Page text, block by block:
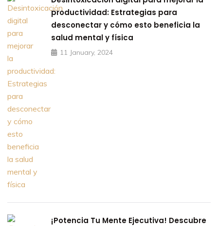
productividad: Estrategias para
desconectar y cómo esto beneficia la
salud mental y física
11 January, 2024
¡Potencia Tu Mente Ejecutiva! Descubre